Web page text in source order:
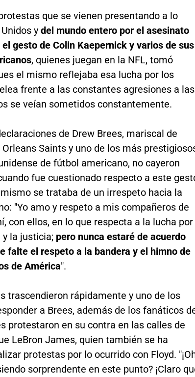
que se vienen presentando a lo
y del mundo entero por el asesinato
el gesto de Colin Kaepernick y varios de sus
, quienes juegan en la NFL, tomó
el mismo reflejaba esa lucha por los
frente a las constantes agresiones a las
se veían sometidos constantemente.
de Drew Brees, mariscal de
Saints y uno de los más
de fútbol americano, no cayeron
fue cuestionado respecto a este
se trataba de un irrespeto hacia la
"Yo amo y respeto a mis compañeros de
con ellos, en lo que respecta a la lucha por
la justicia; pero nunca estaré de acuerdo
falte el respeto a la bandera y el himno de
de América".
trascendieron rápidamente y uno de los
a Brees, además de los fanáticos
protestaron en su contra en las calles de
LeBron James, quien también se ha
protestas por lo ocurrido con Floyd.
sorprendente en este punto? ¡Claro